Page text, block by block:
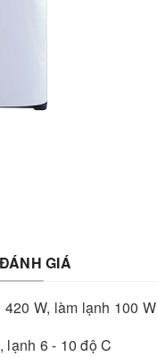
ĐÁNH GIÁ
W, làm lạnh 100 W
lạnh 6 - 10 độ C